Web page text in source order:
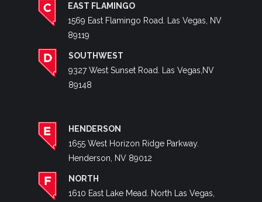
EAST FLAMINGO
1569 East Flamingo Road. Las Vegas, NV
89119
SOUTHWEST
9327 West Sunset Road. Las Vegas,NV
89148
HENDERSON
1655 West Horizon Ridge Parkway.
Henderson, NV 89012
NORTH
1610 East Lake Mead. North Las Vegas,